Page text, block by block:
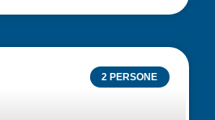
2 PERSONE